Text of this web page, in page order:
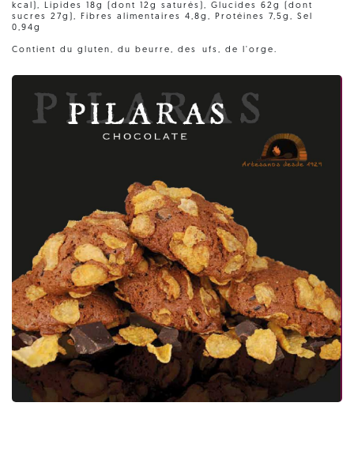
kcal), Lipides 18g (dont 12g saturés), Glucides 62g (dont
sucres 27g), Fibres alimentaires 4,8g, Protéines 7,5g, Sel
0,94g
Contient du gluten, du beurre, des ufs, de l'orge.